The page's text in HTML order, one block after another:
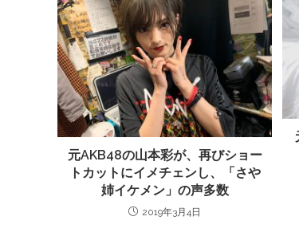
元AKB48の山本彩が、再びショー
トカットにイメチェンし、「さや
姉イケメン」の声多数
2019年3月4日